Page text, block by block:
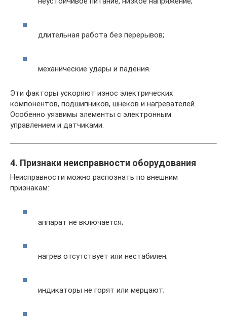
длительная работа без перерывов;
механические удары и падения.
Эти факторы ускоряют износ электрических
компонентов, подшипников, шнеков и нагревателей.
Особенно уязвимы элементы с электронным
управлением и датчиками.
4. Признаки неисправности оборудования
Неисправности можно распознать по внешним
признакам:
аппарат не включается;
нагрев отсутствует или нестабилен;
индикаторы не горят или мерцают;